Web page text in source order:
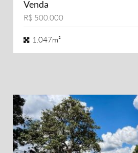
Venda
R$ 500.000
1.047m²